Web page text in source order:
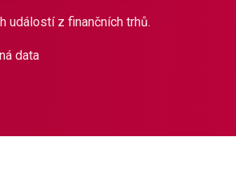
událostí z finančních trhů.
data